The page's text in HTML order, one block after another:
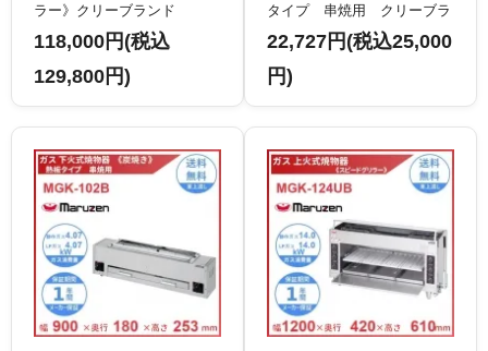
ラー》クリーブランド
118,000円(税込
129,800円)
タイプ 串焼用 クリーブラ
ンド
22,727円(税込25,000
円)